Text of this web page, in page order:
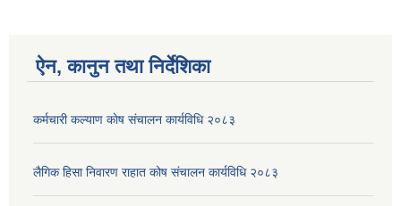
ऐन, कानुन तथा निर्देशिका
कर्मचारी कल्याण काेष संचालन कार्यविधि २०८३
लैगिक हिसा निवारण राहात कोष संचालन कार्यविधि २०८३